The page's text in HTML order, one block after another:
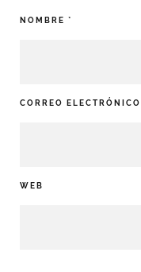
NOMBRE *
CORREO ELECTRÓNICO
WEB